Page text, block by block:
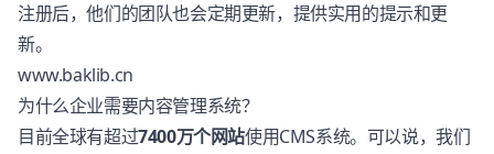
注册后，他们的团队也会定期更新，提供实用的提示和更
新。
www.baklib.cn
为什么企业需要内容管理系统？
目前全球有超过7400万个网站使用CMS系统。可以说，我们